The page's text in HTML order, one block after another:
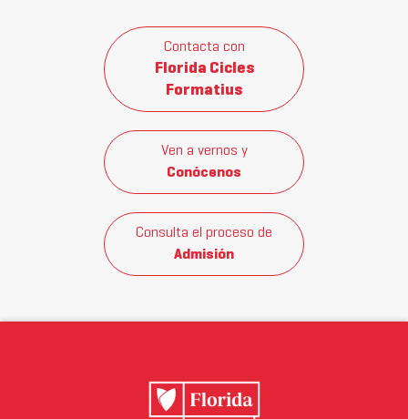
Contacta con
Florida Cicles
Formatius
Ven a vernos y
Conócenos
Consulta el proceso de
Admisión